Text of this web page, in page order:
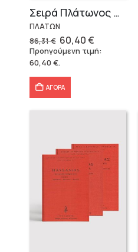
Σειρά Πλάτωνος Πολιτεία
ΠΛΑΤΩΝ
86,31€ Original
price
was:
86,31 €.
60,40€Η
τιμή
Προηγούμενη τιμή:
60,40€.
ΑΓΟΡΑ